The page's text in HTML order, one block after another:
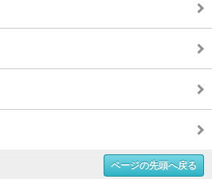
ページの先頭へ戻る